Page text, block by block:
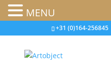
+31 (0)164-256845
MENU